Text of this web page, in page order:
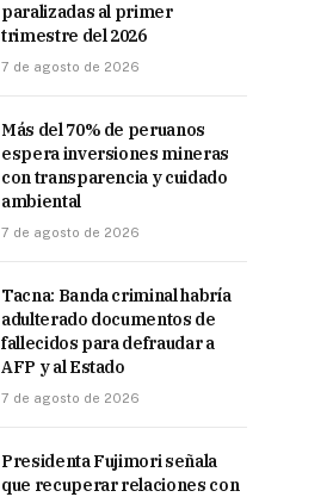
paralizadas al primer
trimestre del 2026
7 de agosto de 2026
Más del 70% de peruanos
espera inversiones mineras
con transparencia y cuidado
ambiental
7 de agosto de 2026
Tacna: Banda criminal habría
adulterado documentos de
fallecidos para defraudar a
AFP y al Estado
7 de agosto de 2026
Presidenta Fujimori señala
que recuperar relaciones con